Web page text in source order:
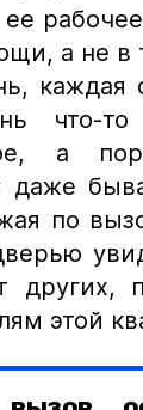
ее
а не в
каждая
что-то
а
даже
по
других,
этой